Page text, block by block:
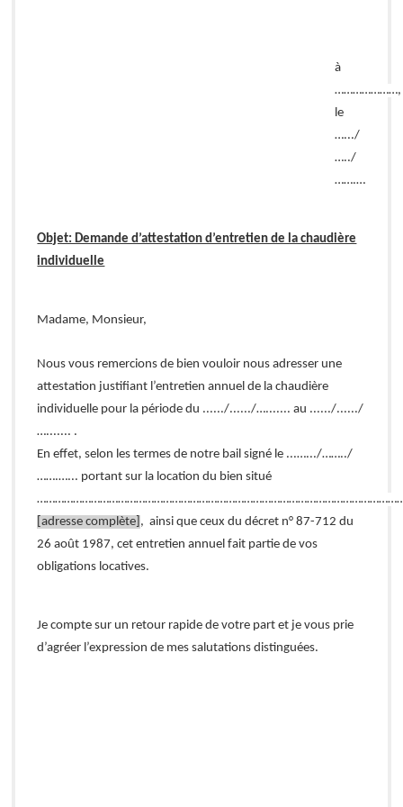
à
…………………,
le
….../
…../
…….…
Objet: Demande d’attestation d’entretien de la chaudière
individuelle
Madame, Monsieur,
Nous vous remercions de bien vouloir nous adresser une
attestation justifiant l’entretien annuel de la chaudière
individuelle pour la période du ....../....../…....... au ....../....../
…....... .
En effet, selon les termes de notre bail signé le ...….../……../
…….…... portant sur la location du bien situé
[adresse complète] , ainsi que ceux du décret n° 87-712 du
26 août 1987, cet entretien annuel fait partie de vos
obligations locatives.
Je compte sur un retour rapide de votre part et je vous prie
d’agréer l’expression de mes salutations distinguées.